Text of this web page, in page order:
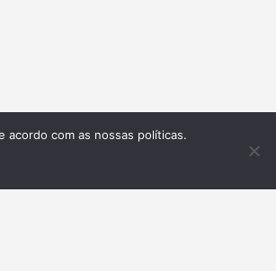
acordo com as nossas políticas.